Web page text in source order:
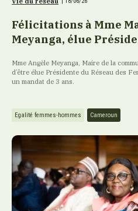
Félicitations à Mme
Meyanga, élue
Mme Angèle Meyanga, Maire de la
d’être élue Présidente du Réseau des
un mandat de 3 ans.
Egalité femmes-hommes Cameroun